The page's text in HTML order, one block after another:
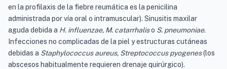
en la profilaxis de la fiebre reumática es la penicilina
administrada por vía oral o intramuscular). Sinusitis maxilar
aguda debida a H. influenzae, M. catarrhaliso S. pneumoniae.
Infecciones no complicadas de la piel y estructuras cutáneas
debidas a Staphylococcus aureus, Streptococcus pyogenes(los
abscesos habitualmente requieren drenaje quirúrgico).